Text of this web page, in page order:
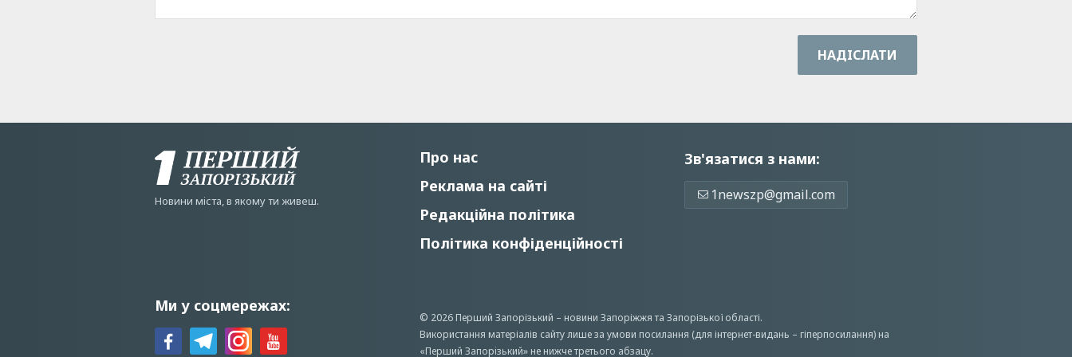
НАДIСЛАТИ
Новини мiста, в якому ти живеш.
Про нас
Реклама на сайті
Редакційна політика
Політика конфіденційності
Зв'язатися з нами:
1newszp@gmail.com
Ми у соцмережах:
© 2026 Перший Запорізький – новини Запоріжжята Запорізької області.
Використання матеріалів сайту лише за умови посилання (для інтернет-видань – гіперпосилання) на
«Перший Запорiзький» не нижче третього абзацу.